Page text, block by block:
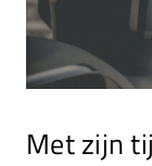
Met zijn